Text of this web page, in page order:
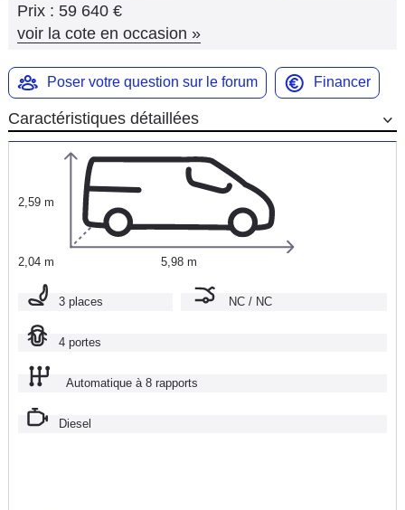
Prix : 59 640 €
voir la cote en occasion »
Poser votre question sur le forum Financer
Caractéristiques détaillées
2,59 m
2,04 m 5,98 m
3 places NC / NC
4 portes
Automatique à 8 rapports
Diesel